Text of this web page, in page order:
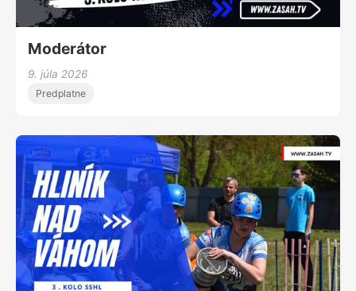
Moderátor
9. júla 2026
Predplatne